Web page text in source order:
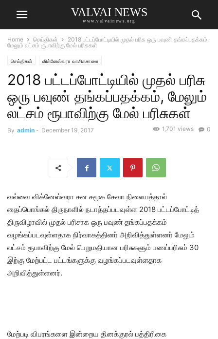
VALVAI NEWS
www.valvainews.org
Home செய்திகள்
2018 பட்டப்போட்டியில் முதல் பரிசு ஒரு பவுண் தங்கப்பதக்கம்,
மேலும் லட்சம் ரூபாவிற்கு மேல் பரிசுகள்
செய்திகள் விக்னேஸ்வரா வாசிகசாலை
2018 பட்டப்போட்டியில் முதல் பரிசு
ஒரு பவுண் தங்கப்பதக்கம், மேலும்
லட்சம் ரூபாவிற்கு மேல் பரிசுகள்
By admin - December 19, 2017 0
1,701 views
வல்வை விக்னேஸ்வரா சன சமூக சேவா நிலையத்தால்
தைப்பொங்கல் திருநாளில் நடாத்தப்படவுள்ள 2018 பட்டப்போட்டித்
திருவிழாவில் முதல் பரிசாக ஒரு பவுண் தங்கப்பதக்கம்
வழங்கப்படவுள்ளதாக நிர்வாகத்தினர் அறிவித்துள்ளனர் மேலும்
லட்சம் ரூபாவிற்கு மேல் பெறுமதியான பரிசுகளும் பணப்பரிசும் 30
இற்கு மேற்பட்ட பட்டங்களுக்கு வழங்கப்படவுள்ளதாக
அறிவித்துள்ளனர்.
மேற்படி விபரங்களை இன்றைய தினக்குரல் பத்திரிகை